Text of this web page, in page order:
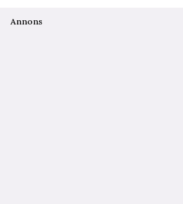
Annons